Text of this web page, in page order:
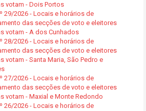
votam - Dois Portos
29/2026 - Locais e horários de
das secções de voto e eleitores
votam - A dos Cunhados
28/2026 - Locais e horários de
das secções de voto e eleitores
votam - Santa Maria, São Pedro e
27/2026 - Locais e horários de
das secções de voto e eleitores
votam - Maxial e Monte Redondo
26/2026 - Locais e horários de